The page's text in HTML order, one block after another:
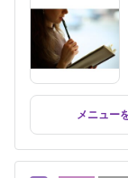
メニュー